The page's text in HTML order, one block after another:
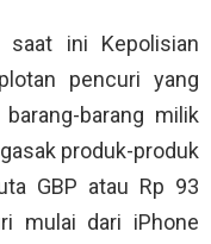
saat ini Kepolisian
pencuri yang
barang milik
produk-produk
GBP atau Rp 93
mulai dari iPhone